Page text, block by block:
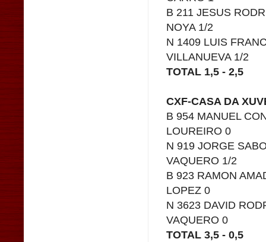
B 211 JESUS
NOYA 1/2
N 1409 LUIS
VILLANUEVA 1/2
TOTAL 1,5 - 2,5
CXF-CASA DA
B 954 MANUEL
LOUREIRO 0
N 919 JORGE
VAQUERO 1/2
B 923 RAMON
LOPEZ 0
N 3623 DAVID
VAQUERO 0
TOTAL 3,5 - 0,5